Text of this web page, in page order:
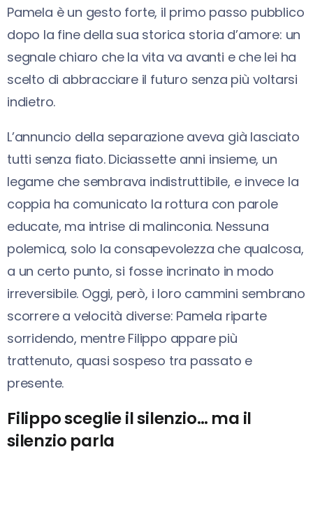
Pamela è un gesto forte, il primo passo pubblico
dopo la fine della sua storica storia d’amore: un
segnale chiaro che la vita va avanti e che lei ha
scelto di abbracciare il futuro senza più voltarsi
indietro.
L’annuncio della separazione aveva già lasciato
tutti senza fiato. Diciassette anni insieme, un
legame che sembrava indistruttibile, e invece la
coppia ha comunicato la rottura con parole
educate, ma intrise di malinconia. Nessuna
polemica, solo la consapevolezza che qualcosa,
a un certo punto, si fosse incrinato in modo
irreversibile. Oggi, però, i loro cammini sembrano
scorrere a velocità diverse: Pamela riparte
sorridendo, mentre Filippo appare più
trattenuto, quasi sospeso tra passato e
presente.
Filippo sceglie il silenzio… ma il
silenzio parla